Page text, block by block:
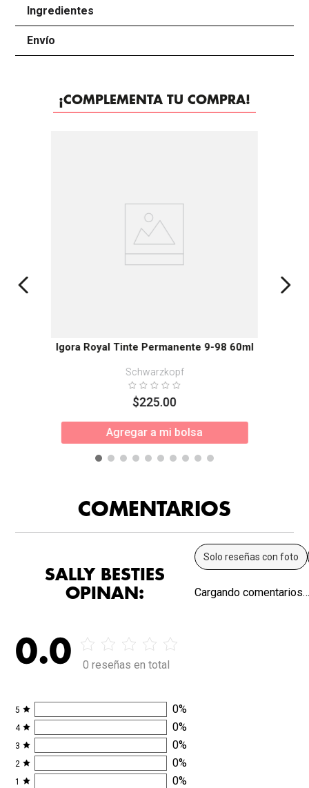
Ingredientes
Envío
¡COMPLEMENTA TU COMPRA!
Igora Royal Tinte Permanente 9-98 60ml
Schwarzkopf
$225.00
Agregar a mi bolsa
COMENTARIOS
SALLY BESTIES
OPINAN:
0.0 0 reseñas en total
5 0%
4 0%
3 0%
2 0%
1 0%
Solo reseñas con foto
Cargando